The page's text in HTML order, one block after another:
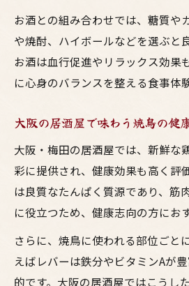
お酒との組み合わせでは、糖質や
や焼酎、ハイボールなどを選ぶと
お酒は血行促進やリラックス効果
に心身のバランスを整える食事体
大阪の居酒屋で味わう焼鳥の健
大阪・梅田の居酒屋では、新鮮な
彩に提供され、健康効果も高く評
は良質なたんぱく質源であり、筋
に役立つため、健康志向の方にお
さらに、焼鳥に使われる部位ごと
えばレバーは鉄分やビタミンAが
的です。大阪の居酒屋ではこうし